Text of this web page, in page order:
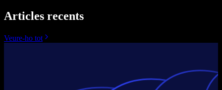
Articles recents
Veure-ho tot